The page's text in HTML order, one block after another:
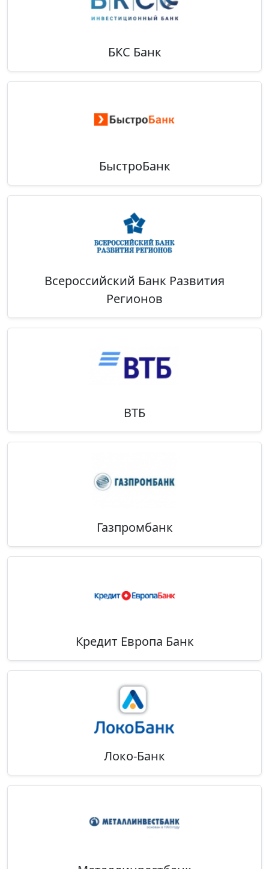
БКС Банк
БыстроБанк
Всероссийский Банк Развития
Регионов
ВТБ
Газпромбанк
Кредит Европа Банк
Локо-Банк